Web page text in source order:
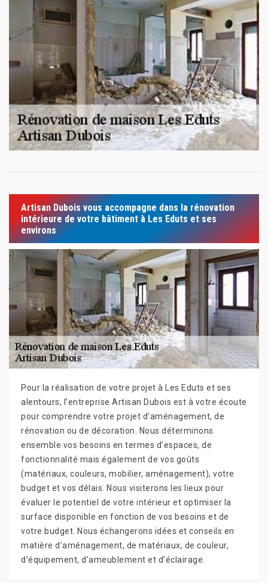
Artisan Dubois vous accompagne dans la rénovation
intérieure de votre bâtiment à Les Eduts et ses
environs
Pour la réalisation de votre projet à Les Eduts et ses
alentours, l’entreprise Artisan Dubois est à votre écoute
pour comprendre votre projet d’aménagement, de
rénovation ou de décoration. Nous déterminons
ensemble vos besoins en termes d’espaces, de
fonctionnalité mais également de vos goûts
(matériaux, couleurs, mobilier, aménagement), votre
budget et vos délais. Nous visiterons les lieux pour
évaluer le potentiel de votre intérieur et optimiser la
surface disponible en fonction de vos besoins et de
votre budget. Nous échangerons idées et conseils en
matière d’aménagement, de matériaux, de couleur,
d’équipement, d’ameublement et d’éclairage.